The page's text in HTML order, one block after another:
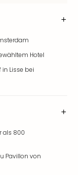
Hotel
Lisse bei
als 800
Pavillon von